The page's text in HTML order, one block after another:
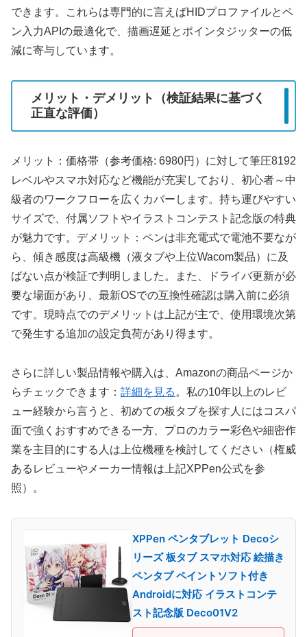
できます。これらは専門的に言えばHIDプロファイルとペ
ン入力APIの最適化で、描画遅延とポインタジッターの低
減に寄与しています。
メリット・デメリット（検証結果に基づく
正直な評価）
メリット：価格帯（参考価格: 6980円）に対して筆圧8192
レベルやスマホ対応など機能が充実しており、初心者～中
級者のワークフローを広くカバーします。持ち運びやすい
サイズで、付属ソフトやイラストコンテスト記念版の特典
が魅力です。デメリット：ペンは非充電式で電池不要なが
ら、傾き感度は高級機（液タブや上位Wacom製品）に及
ばない点が検証で判明しました。また、ドライバ更新が必
要な場面があり、最新OSでの互換性確認は購入前に必須
です。現時点でのデメリットは上記が主で、使用環境次第
で発生する追加の設定負荷があり得ます。
さらに詳しい製品情報や購入は、Amazonの商品ページか
らチェックできます： 詳細を見る 。私の10年以上のレビ
ュー経験から言うと、初めての板タブを探す人にはコスパ
面で強くおすすめできる一方、プロのカラー彩色や細密作
業を主目的にする人は上位機種を検討してください（権威
あるレビューやメーカー情報は上記XPPen公式を参
照）。
XPPen ペンタブレット Decoシ
リーズ 板タブ スマホ対応 絵描き
ペンタブ ペイントソフト付き
Androidに対応 イラストコンテ
スト記念版 Deco01V2